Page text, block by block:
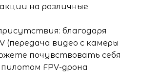
на различные
благодаря
(передача видео с камеры
почувствовать себя
FPV-дрона